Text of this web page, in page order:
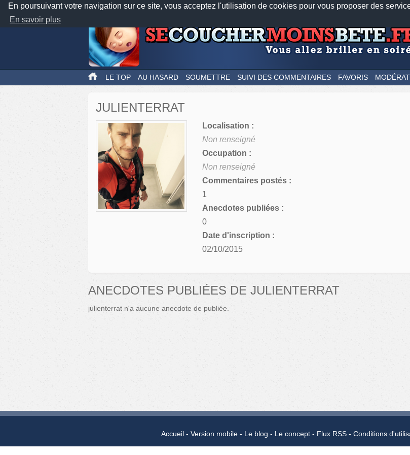
En poursuivant votre navigation sur ce site, vous acceptez l'utilisation de cookies pour vous proposer des
En savoir plus
Nos applications mobiles Newsletter
LE TOP AU HASARD SOUMETTRE SUIVI DES COMMENTAIRES FAVORIS
JULIENTERRAT
Localisation :
Non renseigné
Occupation :
Non renseigné
Commentaires postés :
1
Anecdotes publiées :
0
Date d'inscription :
02/10/2015
ANECDOTES PUBLIÉES DE JULIENTERRAT
julienterrat n'a aucune anecdote de publiée.
Accueil Version mobile Le blog Le concept Flux RSS Conditions